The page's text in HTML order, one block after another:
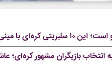
ما را دیوانه و حیران کردند!